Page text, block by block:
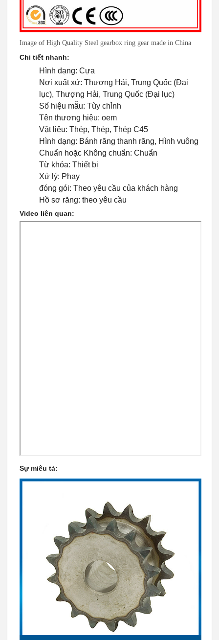
Image of High Quality Steel gearbox ring gear made in China
Chi tiết nhanh:
Hình dạng: Cựa
Nơi xuất xứ: Thượng Hải, Trung Quốc (Đại
lục), Thượng Hải, Trung Quốc (Đại lục)
Số hiệu mẫu: Tùy chỉnh
Tên thương hiệu: oem
Vật liệu: Thép, Thép, Thép C45
Hình dạng: Bánh răng thanh răng, Hình vuông
Chuẩn hoặc Không chuẩn: Chuẩn
Từ khóa: Thiết bị
Xử lý: Phay
đóng gói: Theo yêu cầu của khách hàng
Hồ sơ răng: theo yêu cầu
Video liên quan:
Sự miêu tả: